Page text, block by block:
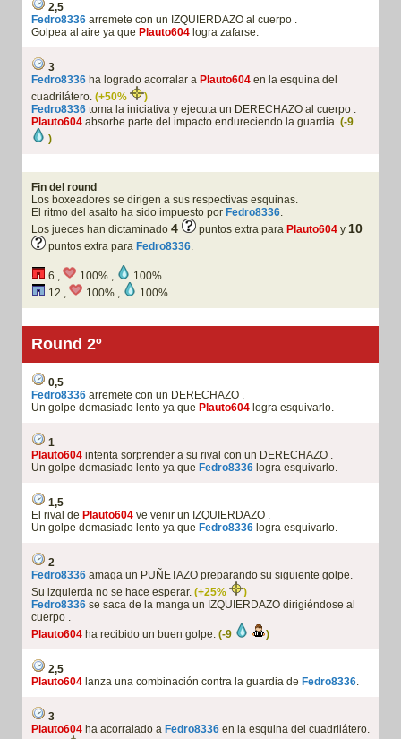
2,5
Fedro8336 arremete con un IZQUIERDAZO al cuerpo .
Golpea al aire ya que Plauto604 logra zafarse.
3
Fedro8336 ha logrado acorralar a Plauto604 en la esquina del
cuadrilátero. (+50%
)
Fedro8336 toma la iniciativa y ejecuta un DERECHAZO al cuerpo .
Plauto604 absorbe parte del impacto endureciendo la guardia. (-9
)
Fin del round
Los boxeadores se dirigen a sus respectivas esquinas.
El ritmo del asalto ha sido impuesto por Fedro8336.
Los jueces han dictaminado 4 puntos extra para Plauto604 y 10
puntos extra para Fedro8336.
6 , 100% ,
100% .
12 ,
100% , 100% .
Round 2º
0,5
Fedro8336 arremete con un DERECHAZO .
Un golpe demasiado lento ya que Plauto604 logra esquivarlo.
1
Plauto604 intenta sorprender a su rival con un DERECHAZO .
Un golpe demasiado lento ya que Fedro8336 logra esquivarlo.
1,5
El rival de Plauto604 ve venir un IZQUIERDAZO .
Un golpe demasiado lento ya que Fedro8336 logra esquivarlo.
2
Fedro8336 amaga un PUÑETAZO preparando su siguiente golpe.
Su izquierda no se hace esperar. (+25%
)
Fedro8336 se saca de la manga un IZQUIERDAZO dirigiéndose al
cuerpo .
Plauto604 ha recibido un buen golpe. (-9 )
2,5
Plauto604 lanza una combinación contra la guardia de Fedro8336.
3
Plauto604 ha acorralado a Fedro8336 en la esquina del cuadrilátero.